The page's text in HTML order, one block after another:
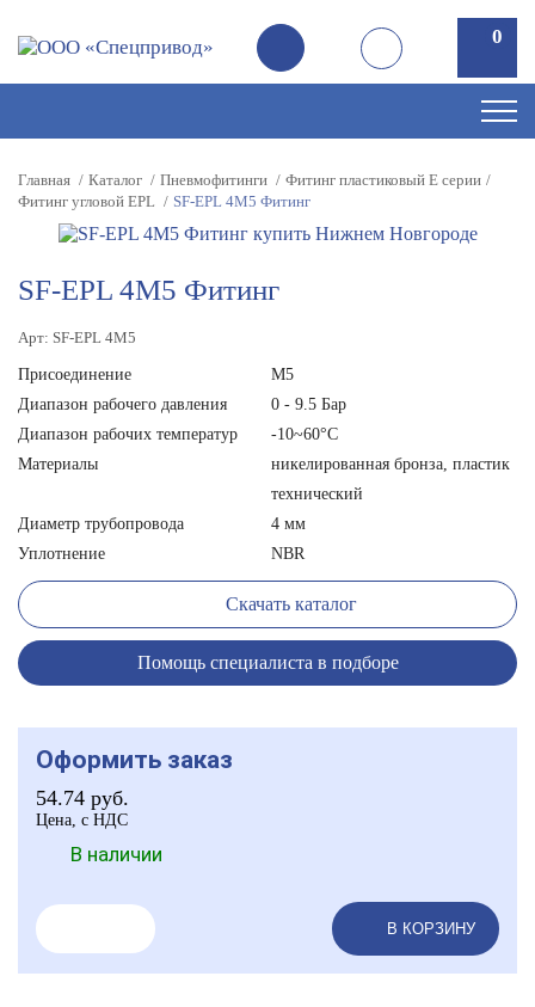
0
0
Главная Каталог Пневмофитинги
Фитинг пластиковый E серии
Фитинг угловой EPL
SF-EPL 4M5 Фитинг
SF-EPL 4M5 Фитинг
Арт: SF-EPL 4M5
Присоединение
М5
Диапазон рабочего давления
0 - 9.5 Бар
Диапазон рабочих температур
-10~60°C
Материалы
никелированная бронза, пластик
технический
Диаметр трубопровода
4 мм
Уплотнение
NBR
Скачать каталог
Помощь специалиста в подборе
Оформить заказ
54.74 руб.
Цена, с НДС
В наличии
В КОРЗИНУ